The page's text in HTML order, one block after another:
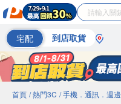
宅配 到店取貨
首頁 / 熱門3C / 手機．通訊．週邊